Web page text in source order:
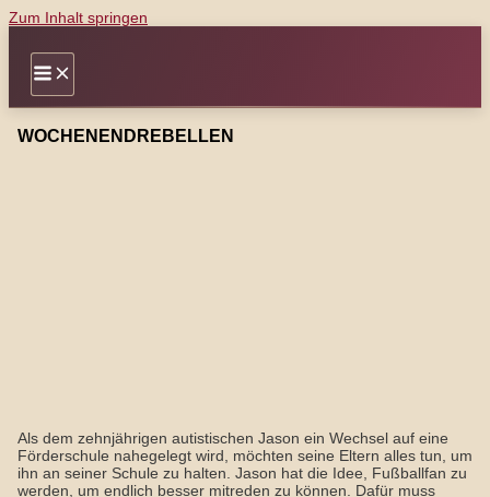
Zum Inhalt springen
WOCHENENDREBELLEN
Als dem zehnjährigen autistischen Jason ein Wechsel auf eine
Förderschule nahegelegt wird, möchten seine Eltern alles tun, um
ihn an seiner Schule zu halten. Jason hat die Idee, Fußballfan zu
werden, um endlich besser mitreden zu können. Dafür muss